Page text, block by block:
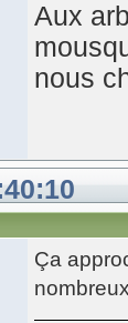
Aux
nous
Ça